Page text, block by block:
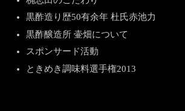
黒酢造り歴50有余年 杜氏赤池力
黒酢醸造所 壷畑について
スポンサード活動
ときめき調味料選手権2013